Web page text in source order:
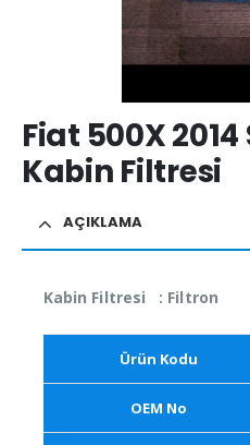
Fiat 500X 2014
Kabin Filtresi
AÇIKLAMA
Kabin Filtresi : Filtron
Ürün Kodu
OEM No